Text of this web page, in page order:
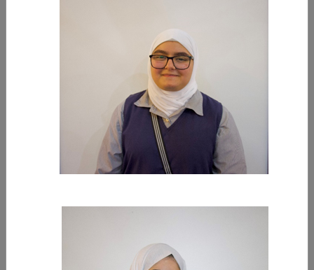
أبناء "التطبيقي" شاركوا في المعرض بمشاريع متميزة واستثنائية.
في إطار دعمها المستمر للخريجين والطلبة المستمرين تقوم الهيئة العامة
للتعليم التطبيقي والتدريب بالمشاركة والتنظيم للعديد من المعارض الوظيفية